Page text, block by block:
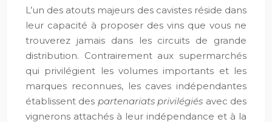
L’un des atouts majeurs des cavistes réside dans
leur capacité à proposer des vins que vous ne
trouverez jamais dans les circuits de grande
distribution. Contrairement aux supermarchés
qui privilégient les volumes importants et les
marques reconnues, les caves indépendantes
établissent des partenariats privilégiés avec des
vignerons attachés à leur indépendance et à la